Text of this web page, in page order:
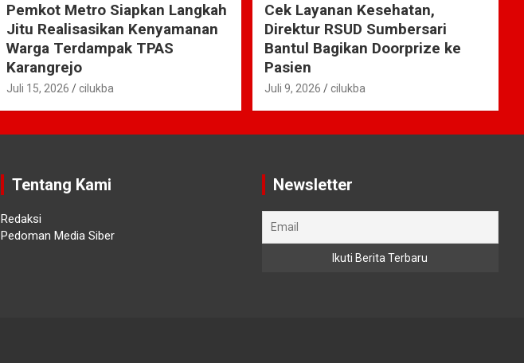
Pemkot Metro Siapkan Langkah
Jitu Realisasikan Kenyamanan
Warga Terdampak TPAS
Karangrejo
Juli 15, 2026 cilukba
Cek Layanan Kesehatan,
Direktur RSUD Sumbersari
Bantul Bagikan Doorprize ke
Pasien
Juli 9, 2026 cilukba
Tentang Kami
Redaksi
Pedoman Media Siber
Newsletter